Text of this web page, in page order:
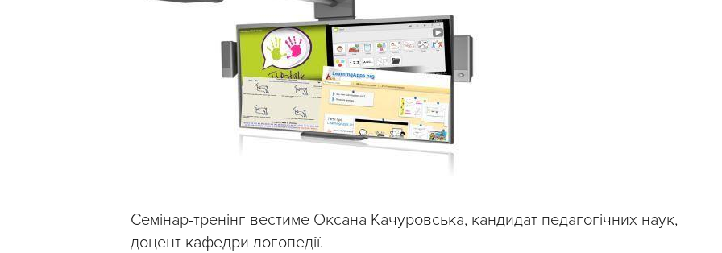
Семінар-тренінг вестиме Оксана Качуровська, кандидат педагогічних наук,
доцент кафедри логопедії.